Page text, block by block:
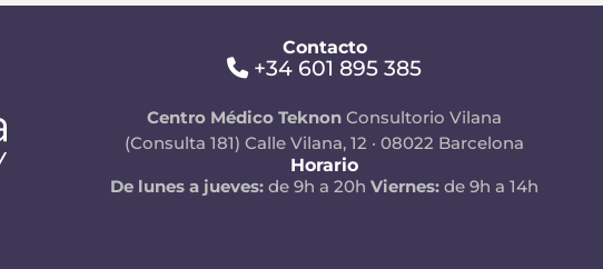
Contacto
+34 601 895 385
Centro Médico Teknon Consultorio Vilana
(Consulta 181)Calle Vilana, 12 · 08022 Barcelona
Horario
De lunes a jueves: de 9h a 20hViernes: de 9h a 14h